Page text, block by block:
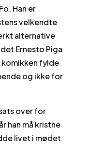
Han er
velkendte
alternative
Ernesto Piga
komikken fylde
og ikke for
over for
han må kristne
livet i mødet